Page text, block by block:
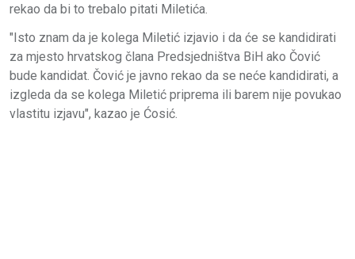
rekao da bi to trebalo pitati Miletića.
"Isto znam da je kolega Miletić izjavio i da će se kandidirati
za mjesto hrvatskog člana Predsjedništva BiH ako Čović
bude kandidat. Čović je javno rekao da se neće kandidirati, a
izgleda da se kolega Miletić priprema ili barem nije povukao
vlastitu izjavu", kazao je Ćosić.